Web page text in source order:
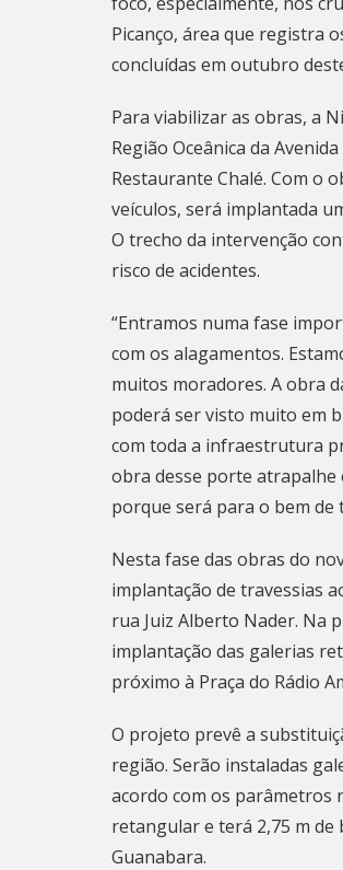
Picanço, área que registra
concluídas em outubro
Para viabilizar as obras, a
Região Oceânica da
Restaurante Chalé. Com o
veículos, será implantada
O trecho da intervenção
risco de acidentes.
“Entramos numa fase
com os alagamentos.
muitos moradores. A obra
poderá ser visto muito em
com toda a infraestrutura
obra desse porte atrapalhe
porque será para o bem de
Nesta fase das obras do
implantação de travessias
rua Juiz Alberto Nader. Na
implantação das galerias
próximo à Praça do Rádio
O projeto prevê a
região. Serão instaladas
acordo com os parâmetros
retangular e terá 2,75 m de
Guanabara.